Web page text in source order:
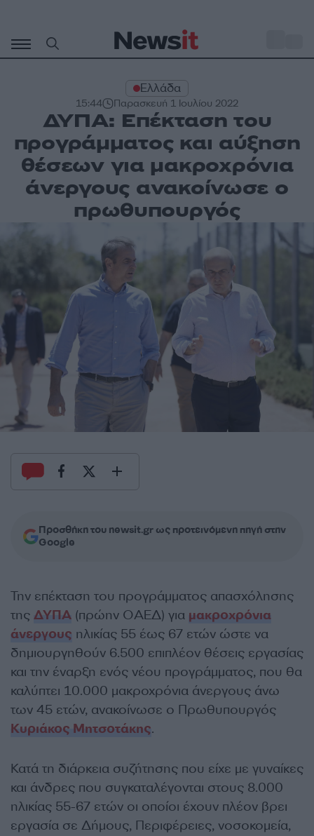
περιεχόμενο
Ελλάδα
15:44 Παρασκευή 1 Ιουλίου 2022
ΔΥΠΑ: Επέκταση του
προγράμματος και αύξηση
θέσεων για μακροχρόνια
άνεργους ανακοίνωσε ο
πρωθυπουργός
Προσθήκη του newsit.gr ως προτεινόμενη πηγή στην
Google
Την επέκταση του προγράμματος απασχόλησης
της ΔΥΠΑ (πρώην ΟΑΕΔ) για μακροχρόνια
άνεργους ηλικίας 55 έως 67 ετών ώστε να
δημιουργηθούν 6.500 επιπλέον θέσεις εργασίας
και την έναρξη ενός νέου προγράμματος, που θα
καλύπτει 10.000 μακροχρόνια άνεργους άνω
των 45 ετών, ανακοίνωσε ο Πρωθυπουργός
Κυριάκος Μητσοτάκης.
Κατά τη διάρκεια συζήτησης που είχε με γυναίκες
και άνδρες που συγκαταλέγονται στους 8.000
ηλικίας 55-67 ετών οι οποίοι έχουν πλέον βρει
εργασία σε Δήμους, Περιφέρειες, νοσοκομεία,